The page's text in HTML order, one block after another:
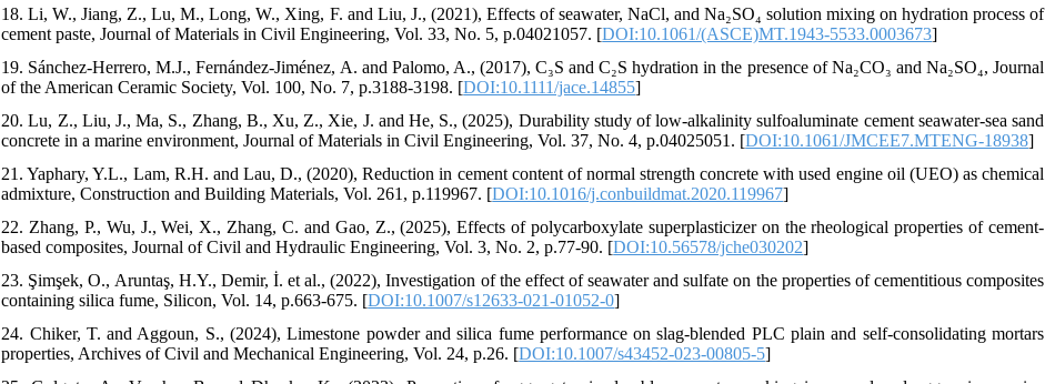
18. Li, W., Jiang, Z., Lu, M., Long, W., Xing, F. and Liu, J., (2021), Effects of seawater, NaCl, and Na₂SO₄ solution mixing on hydration process of
cement paste, Journal of Materials in Civil Engineering, Vol. 33, No. 5, p.04021057. [DOI:10.1061/(ASCE)MT.1943-5533.0003673]
19. Sánchez-Herrero, M.J., Fernández-Jiménez, A. and Palomo, A., (2017), C₃S and C₂S hydration in the presence of Na₂CO₃ and Na₂SO₄, Journal
of the American Ceramic Society, Vol. 100, No. 7, p.3188-3198. [DOI:10.1111/jace.14855]
20. Lu, Z., Liu, J., Ma, S., Zhang, B., Xu, Z., Xie, J. and He, S., (2025), Durability study of low-alkalinity sulfoaluminate cement seawater-sea sand
concrete in a marine environment, Journal of Materials in Civil Engineering, Vol. 37, No. 4, p.04025051. [DOI:10.1061/JMCEE7.MTENG-18938]
21. Yaphary, Y.L., Lam, R.H. and Lau, D., (2020), Reduction in cement content of normal strength concrete with used engine oil (UEO) as chemical
admixture, Construction and Building Materials, Vol. 261, p.119967. [DOI:10.1016/j.conbuildmat.2020.119967]
22. Zhang, P., Wu, J., Wei, X., Zhang, C. and Gao, Z., (2025), Effects of polycarboxylate superplasticizer on the rheological properties of cement-
based composites, Journal of Civil and Hydraulic Engineering, Vol. 3, No. 2, p.77-90. [DOI:10.56578/jche030202]
23. Şimşek, O., Aruntaş, H.Y., Demir, İ. et al., (2022), Investigation of the effect of seawater and sulfate on the properties of cementitious composites
containing silica fume, Silicon, Vol. 14, p.663-675. [DOI:10.1007/s12633-021-01052-0]
24. Chiker, T. and Aggoun, S., (2024), Limestone powder and silica fume performance on slag-blended PLC plain and self-consolidating mortars
properties, Archives of Civil and Mechanical Engineering, Vol. 24, p.26. [DOI:10.1007/s43452-023-00805-5]